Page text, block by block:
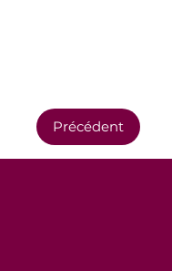
Précédent